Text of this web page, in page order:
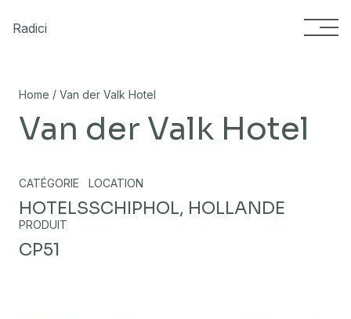
Radici
Home / Van der Valk Hotel
Van der Valk Hotel
CATÉGORIE
HOTELS
LOCATION
SCHIPHOL, HOLLANDE
PRODUIT
CP51